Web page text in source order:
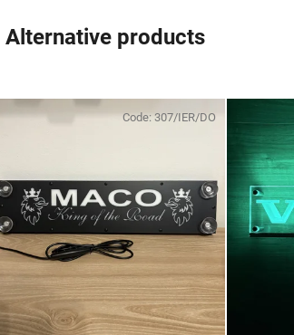
Alternative products
Code: 307/IER/DO